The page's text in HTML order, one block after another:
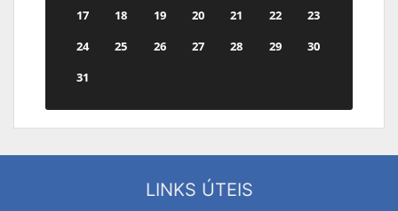
17
18 19 20 21 22
23
24
25 26 27 28 29
30
31
LINKS ÚTEIS